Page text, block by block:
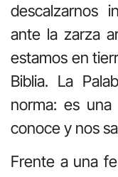
descalzarnos
ante la zarza
estamos en
Biblia. La
norma: es
conoce y nos
Frente a una